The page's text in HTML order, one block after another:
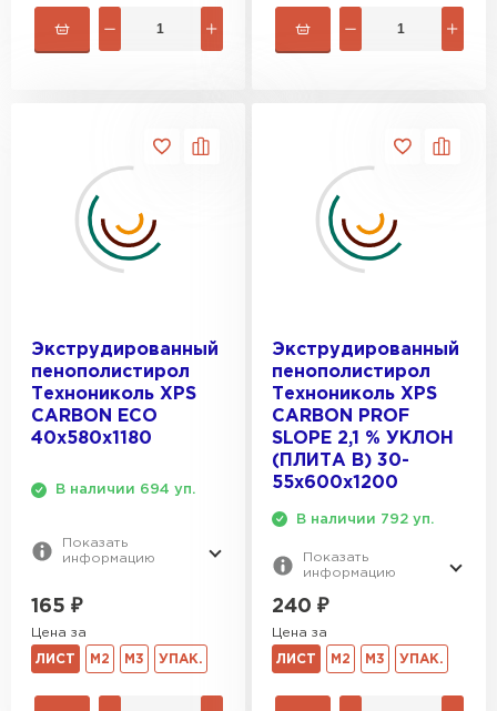
Экструдированный
пенополистирол
Технониколь XPS
CARBON ECO
40х580х1180
В наличии 694 уп.
Показать
информацию
165 ₽
Цена за
ЛИСТ М2 М3 УПАК.
Экструдированный
пенополистирол
Технониколь XPS
CARBON PROF
SLOPE 2,1 % УКЛОН
(ПЛИТА B) 30-
55х600х1200
В наличии 792 уп.
Показать
информацию
240 ₽
Цена за
ЛИСТ М2 М3 УПАК.